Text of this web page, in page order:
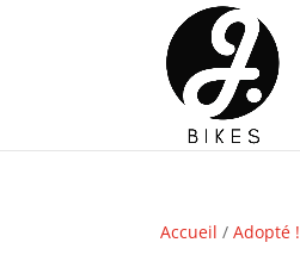
Accueil /Adopté !